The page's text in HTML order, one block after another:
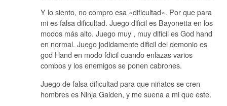
Y lo siento, no compro esa «dificultad». Por que para
mi es falsa dificultad. Juego dificil es Bayonetta en los
modos más alto. Juego muy , muy dificil es God hand
en normal. Juego jodidamente dificil del demonio es
god Hand en modo fdicil cuando enlazas varios
combos y los enemigos se ponen cabrones.
Juego de falsa dificultad para que niñatos se cren
hombres es Ninja Gaiden, y me suena a mi que este.